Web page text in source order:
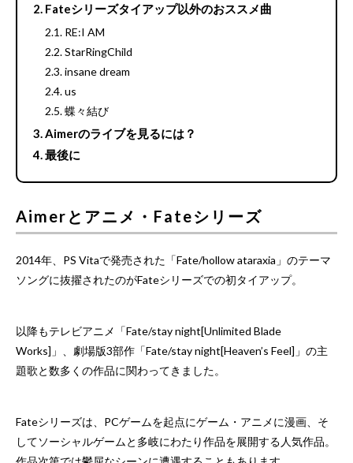
Fateシリーズタイアップ以外のおススメ曲
RE:I AM
StarRingChild
insane dream
us
蝶々結び
Aimerのライブを見るには？
最後に
Aimerとアニメ・Fateシリーズ
2014年、PS Vitaで発売された「Fate/hollow ataraxia」のテーマ
ソングに抜擢されたのがFateシリーズでの初タイアップ。
以降もテレビアニメ「Fate/stay night[Unlimited Blade
Works]」、劇場版3部作「Fate/stay night[Heaven’s Feel]」の主
題歌と数多くの作品に関わってきました。
Fateシリーズは、PCゲームを起点にゲーム・アニメに漫画、そ
してソーシャルゲームと多岐にわたり作品を展開する人気作品。